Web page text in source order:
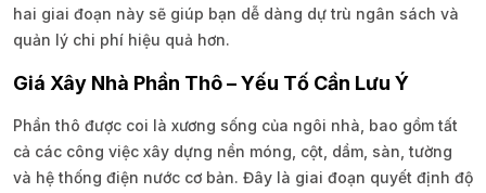
hai giai đoạn này sẽ giúp bạn dễ dàng dự trù ngân sách và
quản lý chi phí hiệu quả hơn.
Giá Xây Nhà Phần Thô – Yếu Tố Cần Lưu Ý
Phần thô được coi là xương sống của ngôi nhà, bao gồm tất
cả các công việc xây dựng nền móng, cột, dầm, sàn, tường
và hệ thống điện nước cơ bản. Đây là giai đoạn quyết định độ